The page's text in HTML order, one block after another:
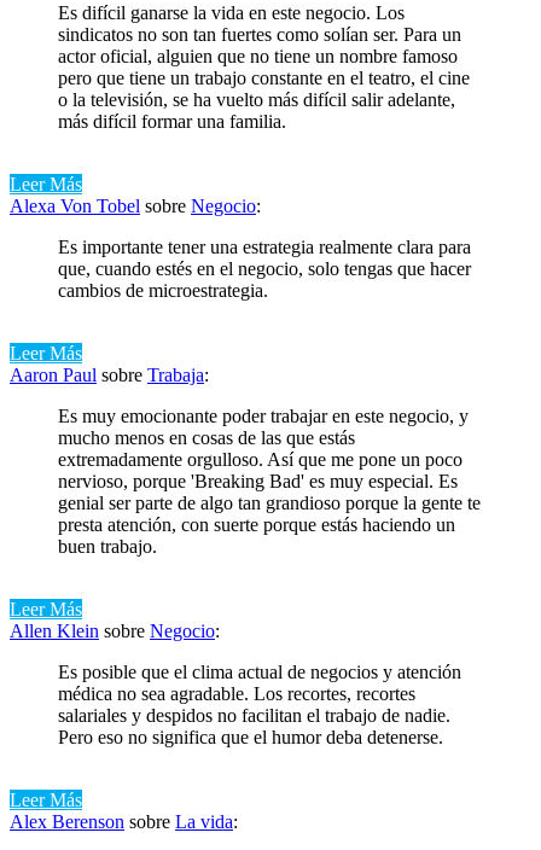
Es difícil ganarse la vida en este negocio. Los
sindicatos no son tan fuertes como solían ser. Para un
actor oficial, alguien que no tiene un nombre famoso
pero que tiene un trabajo constante en el teatro, el cine
o la televisión, se ha vuelto más difícil salir adelante,
más difícil formar una familia.
Leer Más
Alexa Von Tobel sobre Negocio:
Es importante tener una estrategia realmente clara para
que, cuando estés en el negocio, solo tengas que hacer
cambios de microestrategia.
Leer Más
Aaron Paul sobre Trabaja:
Es muy emocionante poder trabajar en este negocio, y
mucho menos en cosas de las que estás
extremadamente orgulloso. Así que me pone un poco
nervioso, porque 'Breaking Bad' es muy especial. Es
genial ser parte de algo tan grandioso porque la gente te
presta atención, con suerte porque estás haciendo un
buen trabajo.
Leer Más
Allen Klein sobre Negocio:
Es posible que el clima actual de negocios y atención
médica no sea agradable. Los recortes, recortes
salariales y despidos no facilitan el trabajo de nadie.
Pero eso no significa que el humor deba detenerse.
Leer Más
Alex Berenson sobre La vida: